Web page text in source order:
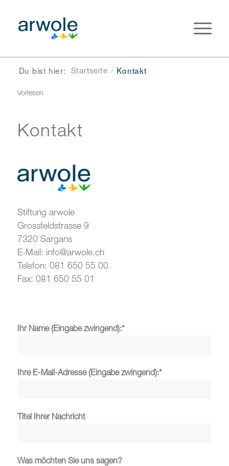
Du bist hier: Startseite / Kontakt
Vorlesen
Kontakt
Stiftung arwole
Grossfeldstrasse 9
7320 Sargans
E-Mail: info@arwole.ch
Telefon: 081 650 55 00
Fax: 081 650 55 01
Ihr Name (Eingabe zwingend):*
Ihre E-Mail-Adresse (Eingabe zwingend):*
Titel Ihrer Nachricht
Was möchten Sie uns sagen?